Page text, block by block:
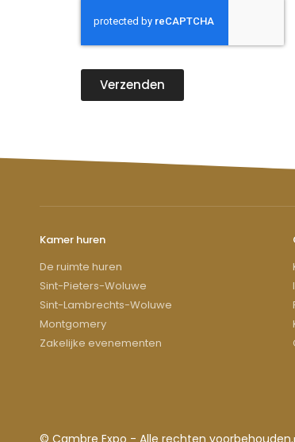
Verzenden
Kamer huren
De ruimte huren
Sint-Pieters-Woluwe
Sint-Lambrechts-Woluwe
Montgomery
Zakelijke evenementen
© Cambre Expo - Alle rechten voorbehouden.